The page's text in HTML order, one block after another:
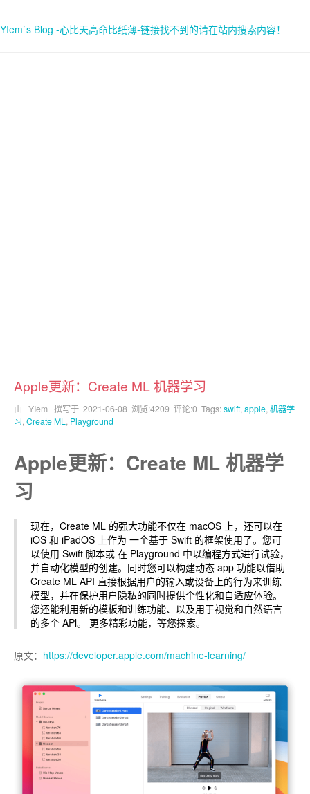
YIem`s Blog -心比天高命比纸薄-链接找不到的请在站内搜索内容！
Apple更新：Create ML 机器学习
由 YIem 撰写于 2021-06-08 浏览:4209 评论:0 Tags:swift, apple, 机器学
习, Create ML , Playground
Apple更新：Create ML 机器学
习
现在，Create ML 的强大功能不仅在 macOS 上，还可以在
iOS 和 iPadOS 上作为 一个基于 Swift 的框架使用了。您可
以使用 Swift 脚本或 在 Playground 中以编程方式进行试验，
并自动化模型的创建。同时您可以构建动态 app 功能以借助
Create ML API 直接根据用户的输入或设备上的行为来训练
模型，并在保护用户隐私的同时提供个性化和自适应体验。
您还能利用新的模板和训练功能、以及用于视觉和自然语言
的多个 APl。 更多精彩功能，等您探索。
原文： https://developer.apple.com/machine-learning/